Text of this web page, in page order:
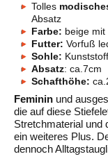
Tolles
Absatz
Farbe: beige
Futter: Vorfuß
Sohle:
Absatz: ca.7cm
Schafthöhe:
Feminin und
die auf diese
Stretchmaterial und
ein weiteres Plus.
dennoch